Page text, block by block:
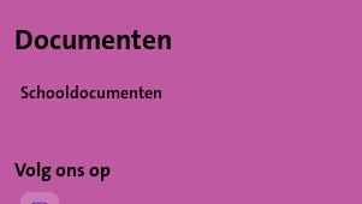
Documenten
Schooldocumenten
Volg ons op